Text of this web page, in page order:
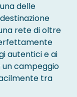
delle
rete di oltre
autentici e ai
un campeggio
tra